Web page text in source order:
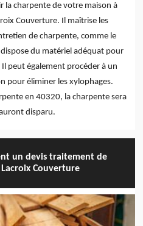
la charpente de votre maison à
Couverture. Il maîtrise les
de charpente, comme le
du matériel adéquat pour
peut également procéder à un
pour éliminer les xylophages.
en 40320, la charpente sera
disparu.
un devis traitement de
Couverture